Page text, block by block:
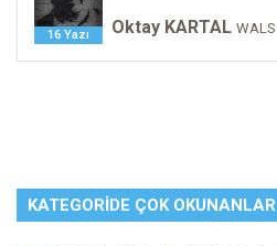
16 Yazı Oktay KARTAL WALS
KATEGORIDE ÇOK OKUNANLAR